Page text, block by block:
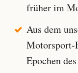
früher im
Aus dem
Motorsport-
Epochen